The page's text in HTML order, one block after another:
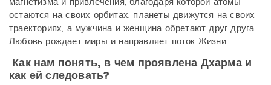
остаются на своих орбитах, планеты движутся на своих
траекториях, а мужчина и женщина обретают друг друга.
Любовь рождает миры и направляет поток Жизни.
Как нам понять, в чем проявлена Дхарма и
как ей следовать?